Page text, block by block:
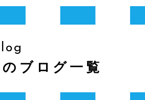
ブログ一覧